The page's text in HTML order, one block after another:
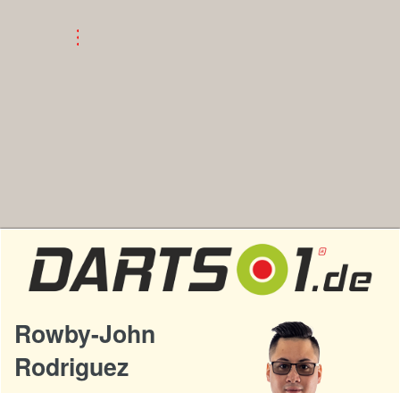
Rowby-John
Rodriguez